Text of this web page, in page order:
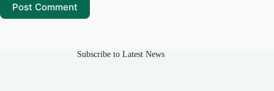
Post Comment
Subscribe to Latest News